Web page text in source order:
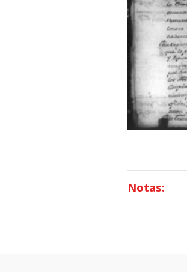
Notas: